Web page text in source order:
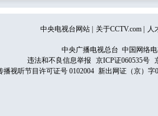
中央电视台网站 关于CCTV.com 人
中央广播电视总台 中国网络
违法和不良信息举报
京ICP证060535号
播视听节目许可证号 0102004 新出网证（京）